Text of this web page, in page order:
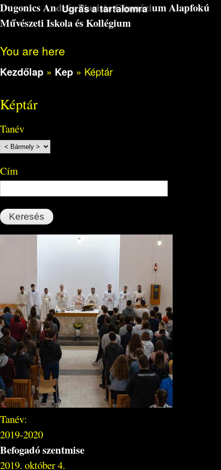
Ugrás a tartalomra
Dugonics András Piarista Gimnázium Alapfokú
Művészeti Iskola és Kollégium
You are here
Kezdőlap » Kep » Képtár
Képtár
Tanév
Cím
Tanév:
2019-2020
Befogadó szentmise
2019. október 4.